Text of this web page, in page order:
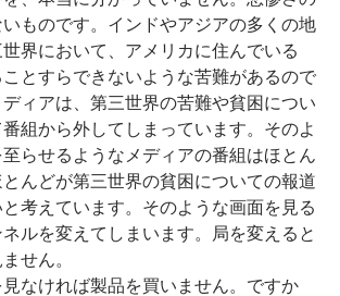
ものです。インドやアジアの多くの地
界において、アメリカに住んでいる
とすらできないような苦難があるので
ィアは、第三世界の苦難や貧困につい
組から外してしまっています。そのよ
らせるようなメディアの番組はほとん
んどが第三世界の貧困についての報道
考えています。そのような画面を見る
ルを変えてしまいます。局を変えると
せん。
なければ製品を買いません。ですか